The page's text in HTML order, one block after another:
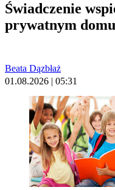
Świadczenie
prywatnym
Beata Dązbłaż
01.08.2026 | 05:31